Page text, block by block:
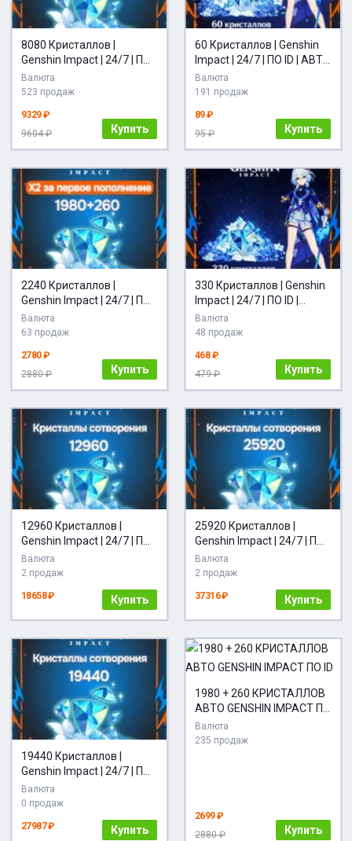
8080 Кристаллов |
Genshin Impact | 24/7 | ПО
ID | АВТО| пополнение Х2
в первый раз
Валюта
523 продаж
9329 ₽
9604 ₽
Купить
60 Кристаллов | Genshin
Impact | 24/7 | ПО ID | АВТО
| пополнение Х2 в первый
раз
Валюта
191 продаж
89 ₽
95 ₽
Купить
2240 Кристаллов |
Genshin Impact | 24/7 | ПО
ID | АВТО | пополнение Х2
в первый раз
Валюта
63 продаж
2780 ₽
2880 ₽
Купить
330 Кристаллов | Genshin
Impact | 24/7 | ПО ID |
АВТО| Х2 пополнение в
первый раз
Валюта
48 продаж
468 ₽
479 ₽
Купить
12960 Кристаллов |
Genshin Impact | 24/7 | ПО
ID
Валюта
2 продаж
18658 ₽ Купить
25920 Кристаллов |
Genshin Impact | 24/7 | ПО
ID
Валюта
2 продаж
37316 ₽ Купить
19440 Кристаллов |
Genshin Impact | 24/7 | ПО
ID
Валюта
0 продаж
27987 ₽ Купить
1980 + 260 КРИСТАЛЛОВ
АВТО GENSHIN IMPACT ПО
ID
Валюта
235 продаж
2699 ₽
2880 ₽
Купить